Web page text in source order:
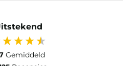
Gemiddeld